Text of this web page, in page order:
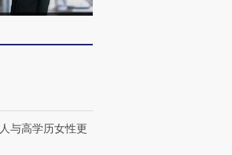
式·第三对
住三大增长引擎是什么？
与高学历女性更